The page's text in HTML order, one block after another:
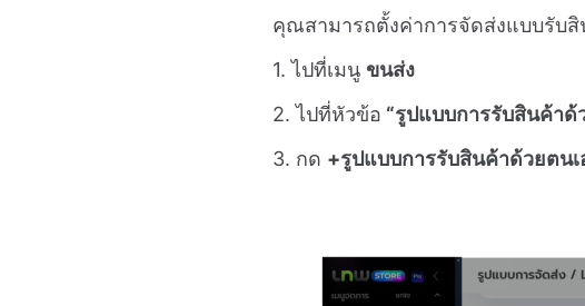
คุณสามารถตั้งค่าการจัดส่งแบบรับ
1. ไปที่เมนู ขนส่ง
2. ไปที่หัวข้อ “รูปแบบการรับสินค้าด้
3. กด +รูปแบบการรับสินค้าด้วยตนเ